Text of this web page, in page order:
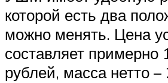
которой есть два
можно менять. Цена
составляет примерно
рублей, масса нетто –